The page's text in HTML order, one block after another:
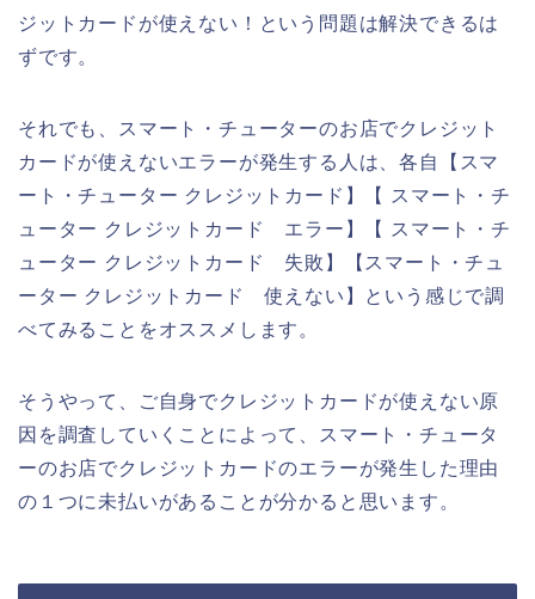
ジットカードが使えない！という問題は解決できるは
ずです。
それでも、スマート・チューターのお店でクレジット
カードが使えないエラーが発生する人は、各自【スマ
ート・チューター クレジットカード】【 スマート・チ
ューター クレジットカード エラー】【 スマート・チ
ューター クレジットカード 失敗】【スマート・チュ
ーター クレジットカード 使えない】という感じで調
べてみることをオススメします。
そうやって、ご自身でクレジットカードが使えない原
因を調査していくことによって、スマート・チュータ
ーのお店でクレジットカードのエラーが発生した理由
の１つに未払いがあることが分かると思います。